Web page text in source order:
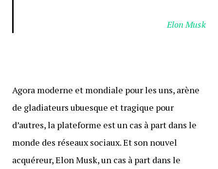
Elon Musk
Agora moderne et mondiale pour les uns, arène
de gladiateurs ubuesque et tragique pour
d’autres, la plateforme est un cas à part dans le
monde des réseaux sociaux. Et son nouvel
acquéreur, Elon Musk, un cas à part dans le